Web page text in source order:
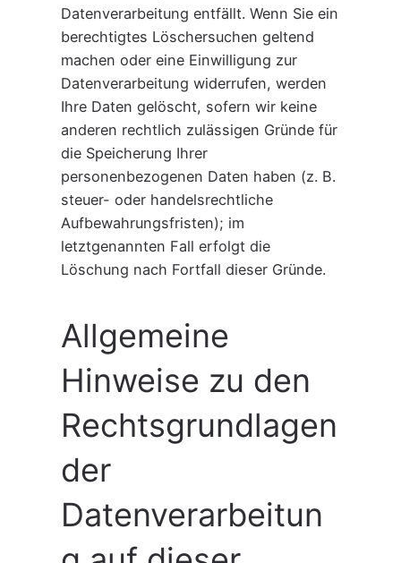
Datenverarbeitung entfällt. Wenn Sie ein
berechtigtes Löschersuchen geltend
machen oder eine Einwilligung zur
Datenverarbeitung widerrufen, werden
Ihre Daten gelöscht, sofern wir keine
anderen rechtlich zulässigen Gründe für
die Speicherung Ihrer
personenbezogenen Daten haben (z. B.
steuer- oder handelsrechtliche
Aufbewahrungsfristen); im
letztgenannten Fall erfolgt die
Löschung nach Fortfall dieser Gründe.
Allgemeine
Hinweise zu den
Rechtsgrundlagen
der
Datenverarbeitun